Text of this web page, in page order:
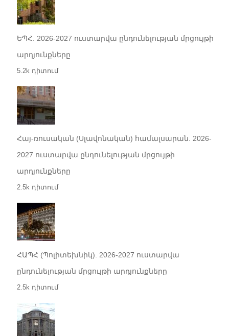
ԵՊՀ. 2026-2027 ուստարվա ընդունելության մրցույթի
արդյունքները
5.2k դիտում
Հայ-ռուսական (Սլավոնական) համալսարան. 2026-
2027 ուստարվա ընդունելության մրցույթի
արդյունքները
2.5k դիտում
ՀԱՊՀ (Պոլիտեխնիկ). 2026-2027 ուստարվա
ընդունելության մրցույթի արդյունքները
2.5k դիտում